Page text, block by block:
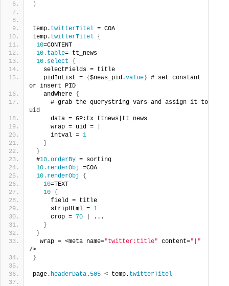
)
temp. twitterTitel = COA
temp. twitterTitel {
10=CONTENT
10. table= tt_news
10. select
{
   selectFields = title
   pidInList =
{$news_pid.value} # set constant
or insert PID
   andWhere
{
     # grab the querystring vars and assign it to
uid
     data = GP:tx_ttnews|tt_news
     wrap = uid = |
     intval =
1
}
}
#10.orderBy = sorting
10. renderObj
=COA
10. renderObj
{
10=TEXT
10 {
     field = title
     stripHtml =
1
     crop =
70 | ...
}
}
  wrap = <meta name=
"twitter:title" content="|"
/>
}
page. headerData. 505 < temp. twitterTitel